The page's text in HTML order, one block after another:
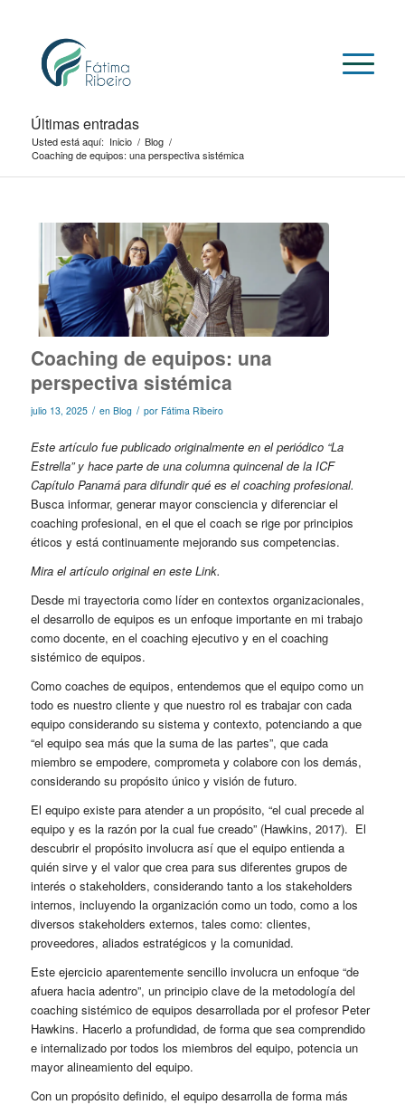
Últimas entradas
Usted está aquí: Inicio / Blog /
Coaching de equipos: una perspectiva sistémica
Coaching de equipos: una
perspectiva sistémica
julio 13, 2025 / en Blog / por Fátima Ribeiro
Este artículo fue publicado originalmente en el periódico “La
Estrella” y hace parte de una columna quincenal de la ICF
Capítulo Panamá para difundir qué es el coaching profesional.
Busca informar, generar mayor consciencia y diferenciar el
coaching profesional, en el que el coach se rige por principios
éticos y está continuamente mejorando sus competencias.
Mira el artículo original en este Link.
Desde mi trayectoria como líder en contextos organizacionales,
el desarrollo de equipos es un enfoque importante en mi trabajo
como docente, en el coaching ejecutivo y en el coaching
sistémico de equipos.
Como coaches de equipos, entendemos que el equipo como un
todo es nuestro cliente y que nuestro rol es trabajar con cada
equipo considerando su sistema y contexto, potenciando a que
“el equipo sea más que la suma de las partes”, que cada
miembro se empodere, comprometa y colabore con los demás,
considerando su propósito único y visión de futuro.
El equipo existe para atender a un propósito, “el cual precede al
equipo y es la razón por la cual fue creado” (Hawkins, 2017). El
descubrir el propósito involucra así que el equipo entienda a
quién sirve y el valor que crea para sus diferentes grupos de
interés o stakeholders, considerando tanto a los stakeholders
internos, incluyendo la organización como un todo, como a los
diversos stakeholders externos, tales como: clientes,
proveedores, aliados estratégicos y la comunidad.
Este ejercicio aparentemente sencillo involucra un enfoque “de
afuera hacia adentro”, un principio clave de la metodología del
coaching sistémico de equipos desarrollada por el profesor Peter
Hawkins. Hacerlo a profundidad, de forma que sea comprendido
e internalizado por todos los miembros del equipo, potencia un
mayor alineamiento del equipo.
Con un propósito definido, el equipo desarrolla de forma más